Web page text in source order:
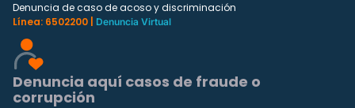
Denuncia de caso de acoso y discriminación
Línea: 6502200 |
Denuncia Virtual
Denuncia aquí casos de fraude o
corrupción